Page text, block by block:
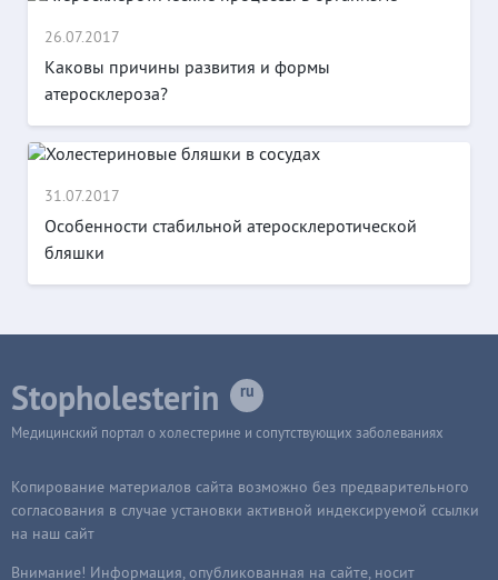
26.07.2017
Каковы причины развития и формы
атеросклероза?
31.07.2017
Особенности стабильной атеросклеротической
бляшки
Stopholesterin
Медицинский портал о холестерине и сопутствующих заболеваниях
Копирование материалов сайта возможно без предварительного
согласования в случае установки активной индексируемой ссылки
на наш сайт
Внимание! Информация, опубликованная на сайте, носит